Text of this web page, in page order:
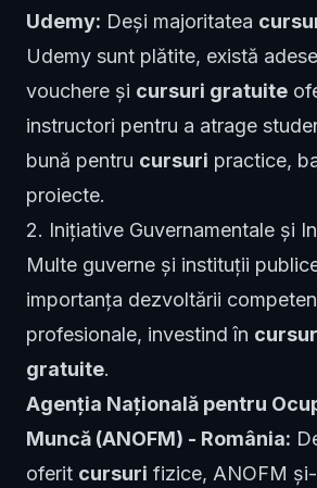
Udemy: Deși majoritatea
Udemy sunt plătite, există
vouchere și cursuri gratuite
instructori pentru a atrage
bună pentru cursuri practice,
proiecte.
2. Inițiative Guvernamentale și
Multe guverne și instituții
importanța dezvoltării
profesionale, investind în
gratuite.
Agenția Națională pentru
Muncă (ANOFM) - România:
oferit cursuri fizice, ANOFM